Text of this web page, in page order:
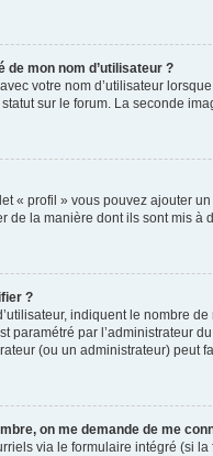
mon nom d’utilisateur ?
votre nom d’utilisateur
sur le forum. La seconde
« profil » vous pouvez ajouter
de la manière dont ils sont mis
?
indiquent le nombre
paramétré par l’administrateur
(ou un administrateur) peut
on me demande de me
via le formulaire intégré (si